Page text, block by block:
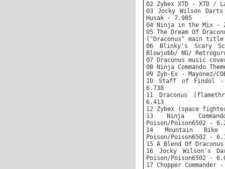
02 Zybex XTD - XTD /
03 Jocky Wilson Darts
Husak - 7.985
04 Ninja in the Mix -
05 The Dream Of
("Draconus" main
06 Blinky's Scary
Blowjobb/ NG/
07 Draconus music
08 Ninja Commando
09 Zyb-Ex - Mayonez/
10 Staff of Findol -
6.738
11 Draconus
6.413
12 Zybex (space
13 Ninja
Poison/Poison6502 -
14 Mountain Bike
Poison/Poison6502 -
15 A Blend Of
16 Jocky Wilson's
Poison/Poison6502 -
17 Chopper Commander